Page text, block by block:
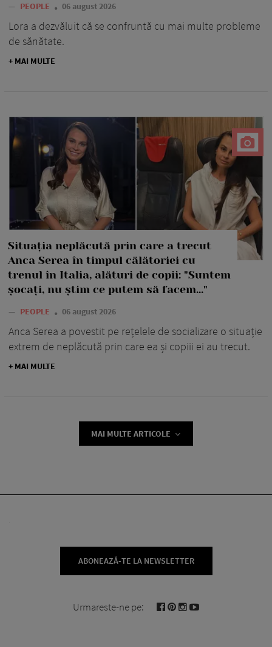
— PEOPLE 06 august 2026
Lora a dezvăluit că se confruntă cu mai multe probleme
de sănătate.
+ MAI MULTE
Situația neplăcută prin care a trecut
Anca Serea în timpul călătoriei cu
trenul în Italia, alături de copii: "Suntem
șocați, nu știm ce putem să facem..."
— PEOPLE 06 august 2026
Anca Serea a povestit pe rețelele de socializare o situație
extrem de neplăcută prin care ea și copiii ei au trecut.
+ MAI MULTE
MAI MULTE ARTICOLE
ABONEAZĂ-TE LA NEWSLETTER
Urmareste-ne pe: